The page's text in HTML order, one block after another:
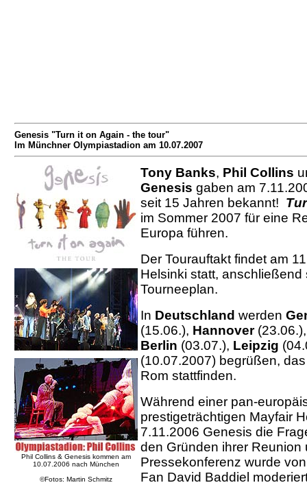
Genesis "Turn it on Again - the tour"
Im Münchner Olympiastadion am 10.07.2007
Phil Collins & Genesis kommen am
10.07.2006 nach München
©Fotos: Martin Schmitz
Tony Banks, Phil Collins
Genesis gaben am
seit 15 Jahren bekannt!
im Sommer 2007 für eine
Europa führen.
Der Tourauftakt findet am
Helsinki statt,
Tourneeplan.
In Deutschland werden
(15.06.), Hannover
Berlin (03.07.), Leipzig
(10.07.2007) begrüßen,
Rom stattfinden.
Während einer pan-
prestigeträchtigen Mayfair
7.11.2006 Genesis die
den Gründen ihrer Reunion
Pressekonferenz wurde
Fan David Baddiel